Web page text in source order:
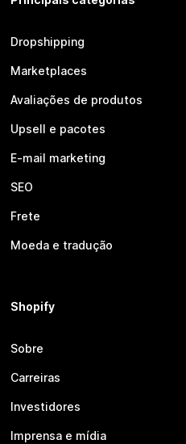
Dropshipping
Marketplaces
Avaliações de produtos
Upsell e pacotes
E-mail marketing
SEO
Frete
Moeda e tradução
Shopify
Sobre
Carreiras
Investidores
Imprensa e mídia